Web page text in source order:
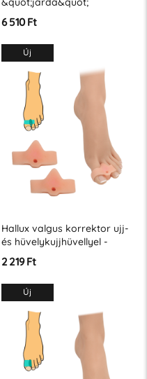
6 510 Ft
Új
Hallux valgus korrektor ujj-
és hüvelykujjhüvellyel -
testhezálló
2 219 Ft
Új